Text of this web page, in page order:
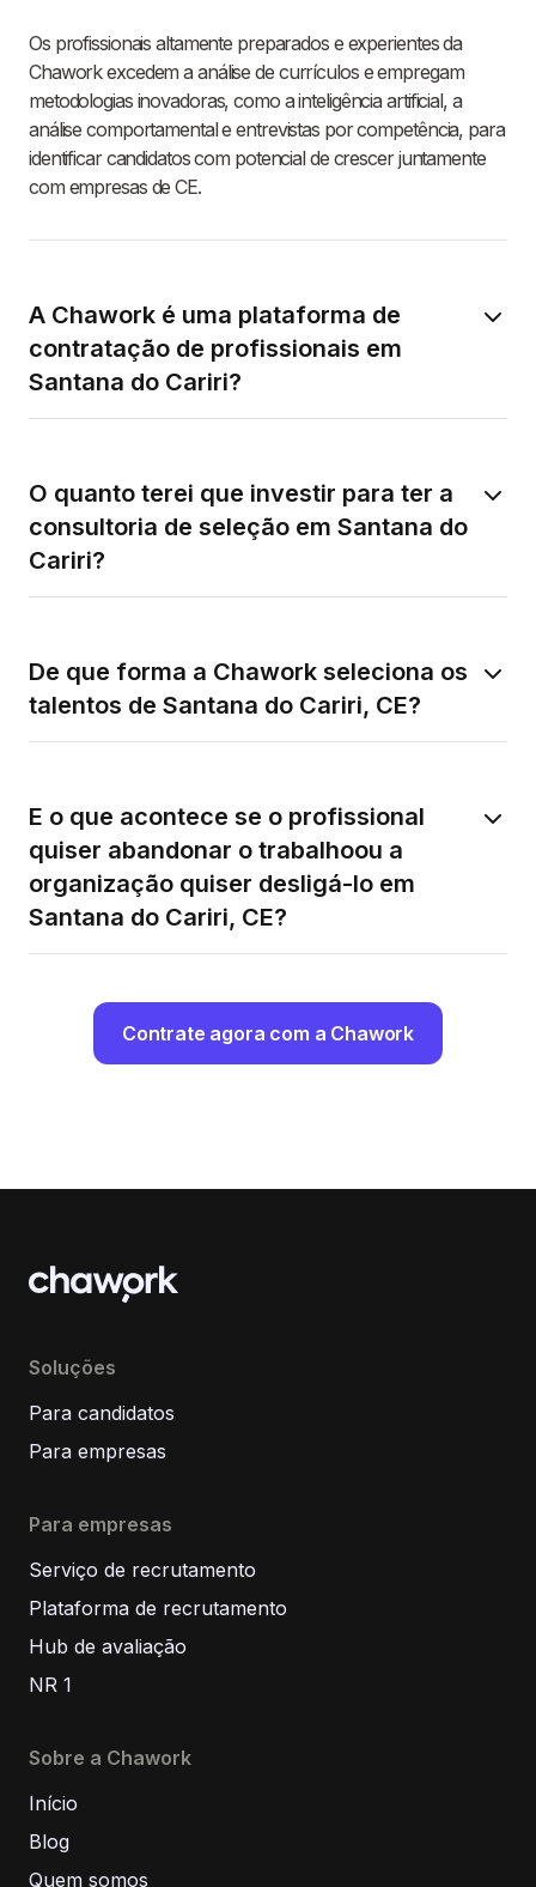
Os profissionais altamente preparados e experientes da
Chawork excedem a análise de currículos e empregam
metodologias inovadoras, como a inteligência artificial, a
análise comportamental e entrevistas por competência, para
identificar candidatos com potencial de crescer juntamente
com empresas de CE.
A Chawork é uma plataforma de
contratação de profissionais em
Santana do Cariri?
O quanto terei que investir para ter a
consultoria de seleção em Santana do
Cariri?
De que forma a Chawork seleciona os
talentos de Santana do Cariri, CE?
E o que acontece se o profissional
quiser abandonar o trabalhoou a
organização quiser desligá-lo em
Santana do Cariri, CE?
Contrate agora com a Chawork
Soluções
Para candidatos
Para empresas
Para empresas
Serviço de recrutamento
Plataforma de recrutamento
Hub de avaliação
NR 1
Sobre a Chawork
Início
Blog
Quem somos